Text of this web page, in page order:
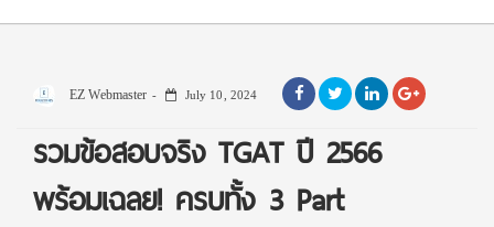
EZ Webmaster July 10, 2024
รวมข้อสอบจริง TGAT ปี 2566
พร้อมเฉลย! ครบทั้ง 3 Part